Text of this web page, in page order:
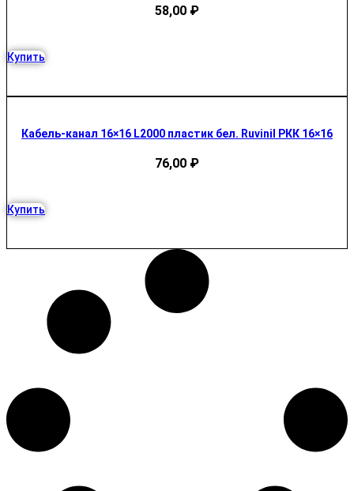
58,00 ₽
Купить
Кабель-канал 16×16 L2000 пластик бел. Ruvinil РКК 16×16
76,00 ₽
Купить